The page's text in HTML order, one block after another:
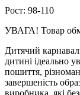
Рост: 98-110
УВАГА! Товар
Дитячий
дитині ідеально
пошиття,
завершеність
виробника, які